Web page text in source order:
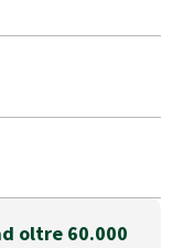
oltre 60.000